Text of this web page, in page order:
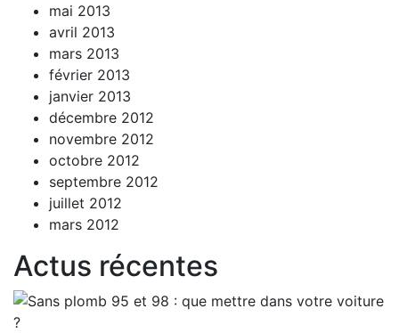
mai 2013
avril 2013
mars 2013
février 2013
janvier 2013
décembre 2012
novembre 2012
octobre 2012
septembre 2012
juillet 2012
mars 2012
Actus récentes